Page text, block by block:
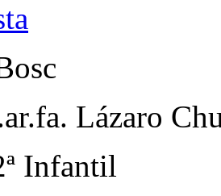
Lázaro
Infantil